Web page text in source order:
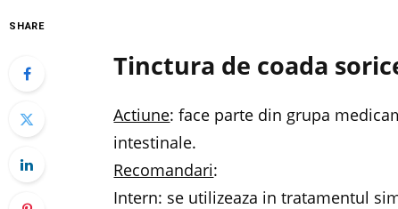
SHARE
Tinctura de coada
Actiune: face parte din grupa
intestinale.
Recomandari:
Intern: se utilizeaza in tratamentul